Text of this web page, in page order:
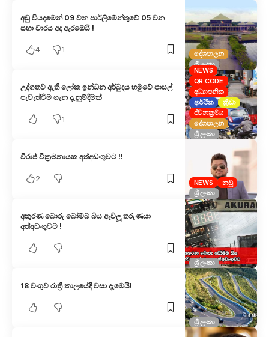
දේශපාලන
ශ්‍රී ලංකා
අඩු වියදමෙන් 09 වන පාර්ලිමේන්තුවේ 05 වන
සභා වාරය අද ඇරඹෙයි !
4 1
NEWS
QR CODE
අධ්‍යාපනික
ආර්ථික
ක්‍රීඩා
ජීවනක්‍රමය
දේශපාලන
ශ්‍රී ලංකා
උද්ගතව ඇති ලෝක ඉන්ධන අර්බුදය හමුවේ පාසල්
පැවැත්වීම ගැන දැනුම්දීමක්
1
NEWS
නඩු
ශ්‍රී ලංකා
විරාජ් වික්‍රමනායක අත්අඩංගුවට !!
2
ශ්‍රී ලංකා
අකුරණ බොරු බෝම්බ බිය ඇවිලූ තරුණයා
අත්අඩංගුවට !
ශ්‍රී ලංකා
18 වංගුව රාත්‍රී කාලයේදී වසා දැමෙයි!